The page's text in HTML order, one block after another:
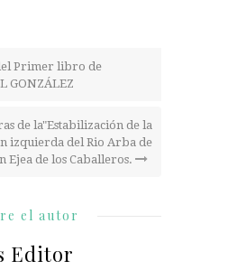
Primer libro de
GONZÁLEZ
de la"Estabilización de la
izquierda del Rio Arba de
Ejea de los Caballeros.
el autor
Editor